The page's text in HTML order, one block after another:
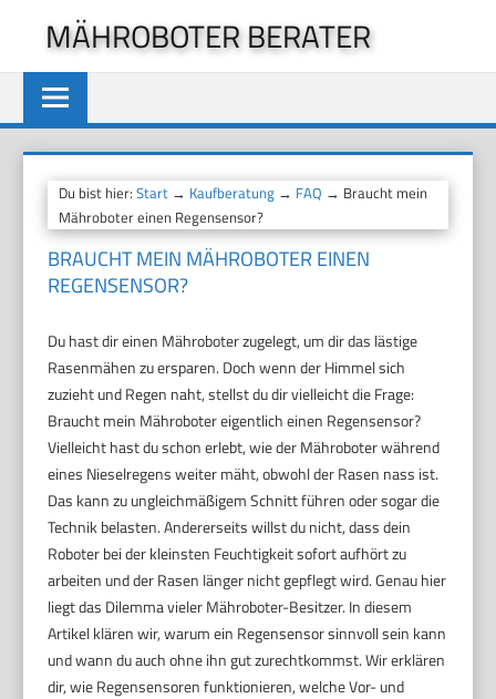
springen
MÄHROBOTER BERATER
Du bist hier:Start → Kaufberatung → FAQ → Braucht mein
Mähroboter einen Regensensor?
BRAUCHT MEIN MÄHROBOTER EINEN
REGENSENSOR?
Du hast dir einen Mähroboter zugelegt, um dir das lästige
Rasenmähen zu ersparen. Doch wenn der Himmel sich
zuzieht und Regen naht, stellst du dir vielleicht die Frage:
Braucht mein Mähroboter eigentlich einen Regensensor?
Vielleicht hast du schon erlebt, wie der Mähroboter während
eines Nieselregens weiter mäht, obwohl der Rasen nass ist.
Das kann zu ungleichmäßigem Schnitt führen oder sogar die
Technik belasten. Andererseits willst du nicht, dass dein
Roboter bei der kleinsten Feuchtigkeit sofort aufhört zu
arbeiten und der Rasen länger nicht gepflegt wird. Genau hier
liegt das Dilemma vieler Mähroboter-Besitzer. In diesem
Artikel klären wir, warum ein Regensensor sinnvoll sein kann
und wann du auch ohne ihn gut zurechtkommst. Wir erklären
dir, wie Regensensoren funktionieren, welche Vor- und